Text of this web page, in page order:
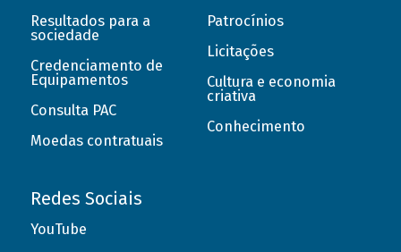
Resultados para a
sociedade
Credenciamento de
Equipamentos
Consulta PAC
Moedas contratuais
Patrocínios
Licitações
Cultura e economia
criativa
Conhecimento
Redes Sociais
YouTube